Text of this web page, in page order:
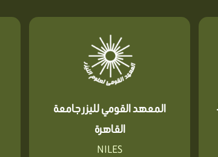
المعهد القومي لليزر جامعة
القاهرة
NILES